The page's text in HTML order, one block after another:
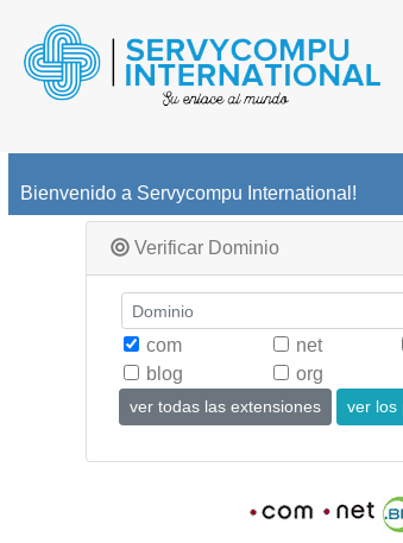
Bienvenido a Servycompu International!
Verificar Dominio
com net
blog
org
ver todas las extensiones ver los